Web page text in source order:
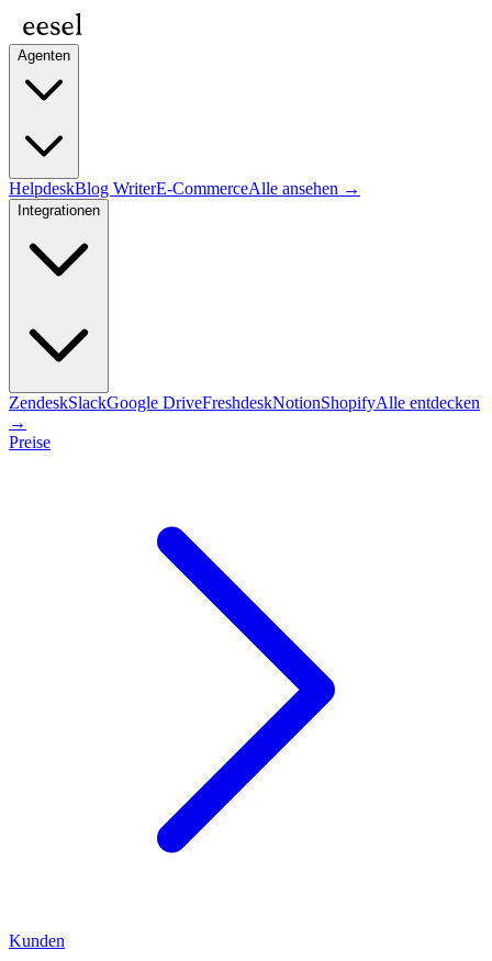
Agenten
HelpdeskBlog WriterE-CommerceAlle ansehen →
Integrationen
ZendeskSlackGoogle DriveFreshdeskNotionShopifyAlle entdecken
→
Preise
Kunden